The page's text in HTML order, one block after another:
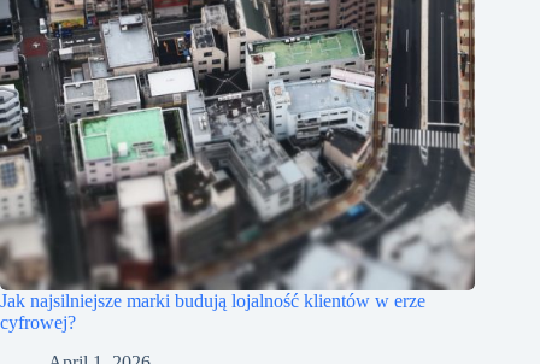
Jak najsilniejsze marki budują lojalność klientów w erze
cyfrowej?